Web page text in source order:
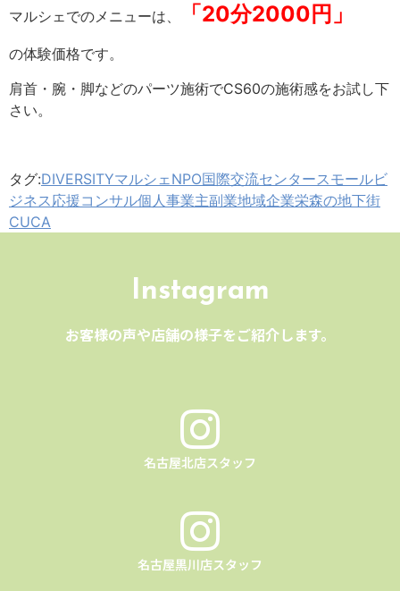
マルシェでのメニューは、 「20分2000円」
の体験価格です。
肩首・腕・脚などのパーツ施術でCS60の施術感をお試し下
さい。
タグ:DIVERSITYマルシェ NPO国際交流センタースモールビ
ジネス応援コンサル個人事業主副業地域企業栄森の地下街
CUCA
Instagram
お客様の声や店舗の様子をご紹介します。
名古屋北店スタッフ
名古屋黒川店スタッフ